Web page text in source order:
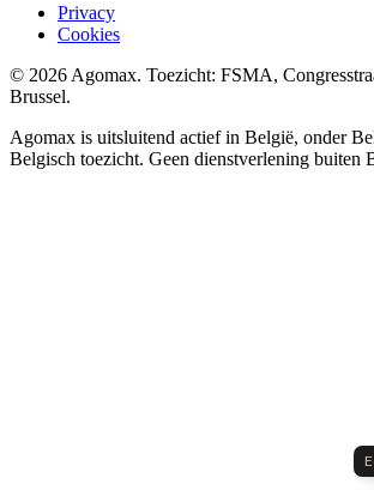
Privacy
Cookies
© 2026 Agomax. Toezicht: FSMA,
Brussel.
Agomax is uitsluitend actief in België, onder
Belgisch toezicht. Geen dienstverlening buiten